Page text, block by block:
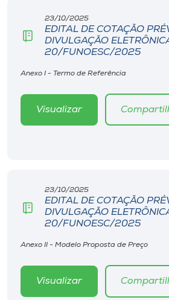
23/10/2025
EDITAL DE COTAÇÃO
DIVULGAÇÃO
20/FUNOESC/2025
Anexo I - Termo de Referência
Visualizar
23/10/2025
EDITAL DE COTAÇÃO
DIVULGAÇÃO
20/FUNOESC/2025
Anexo II - Modelo Proposta de Preço
Visualizar